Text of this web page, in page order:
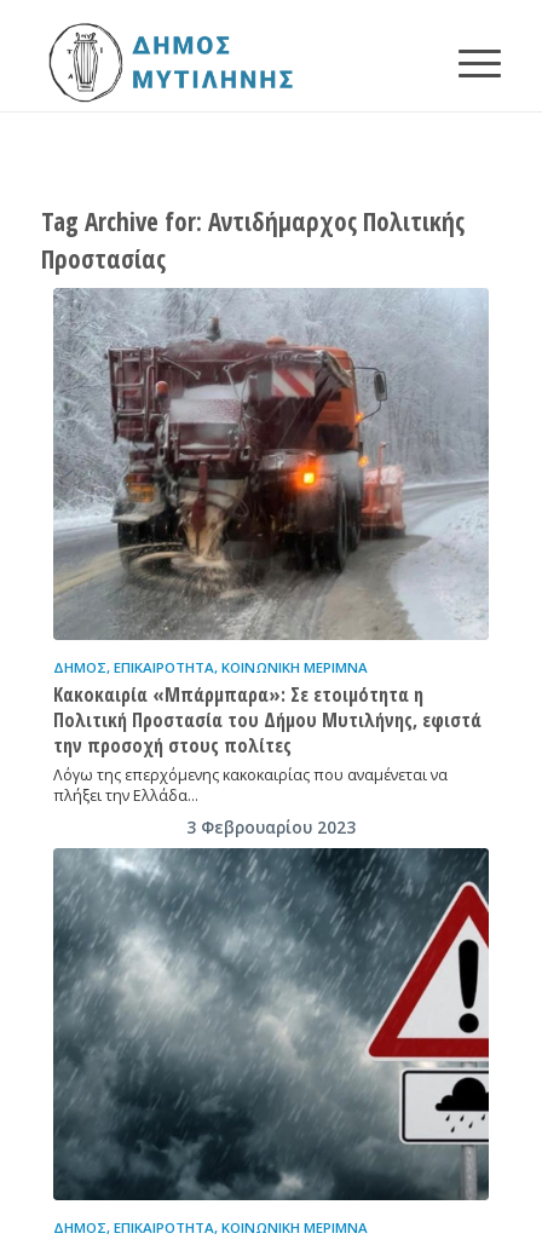
Tag Archive for: Αντιδήμαρχος Πολιτικής
Προστασίας
ΔΉΜΟΣ, ΕΠΙΚΑΙΡΌΤΗΤΑ, ΚΟΙΝΩΝΙΚΉ ΜΈΡΙΜΝΑ
Κακοκαιρία «Μπάρμπαρα»: Σε ετοιμότητα η
Πολιτική Προστασία του Δήμου Μυτιλήνης, εφιστά
την προσοχή στους πολίτες
Λόγω της επερχόμενης κακοκαιρίας που αναμένεται να
πλήξει την Ελλάδα…
3 Φεβρουαρίου 2023
ΔΉΜΟΣ, ΕΠΙΚΑΙΡΌΤΗΤΑ, ΚΟΙΝΩΝΙΚΉ ΜΈΡΙΜΝΑ